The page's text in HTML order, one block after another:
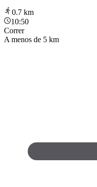
0.7 km
10:50
Correr
A menos de 5 km